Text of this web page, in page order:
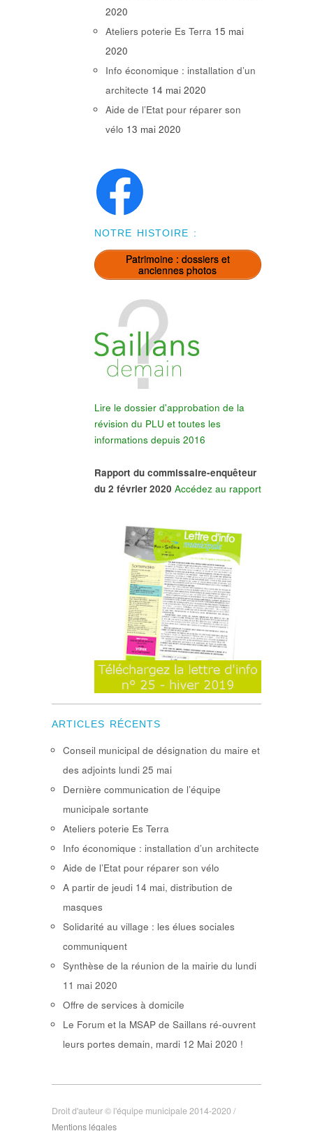
2020
Ateliers poterie Es Terra 15 mai
2020
Info économique : installation d’un
architecte 14 mai 2020
Aide de l’Etat pour réparer son
vélo 13 mai 2020
NOTRE HISTOIRE :
Patrimoine : dossiers et
anciennes photos
Lire le dossier d'approbation de la
révision du PLU et toutes les
informations depuis 2016
Rapport du commissaire-enquêteur
du 2 février 2020 Accédez au rapport
ARTICLES RÉCENTS
Conseil municipal de désignation du maire et
des adjoints lundi 25 mai
Dernière communication de l’équipe
municipale sortante
Ateliers poterie Es Terra
Info économique : installation d’un architecte
Aide de l’Etat pour réparer son vélo
A partir de jeudi 14 mai, distribution de
masques
Solidarité au village : les élues sociales
communiquent
Synthèse de la réunion de la mairie du lundi
11 mai 2020
Offre de services à domicile
Le Forum et la MSAP de Saillans ré-ouvrent
leurs portes demain, mardi 12 Mai 2020 !
Droit d'auteur © l'équipe municipale 2014-2020 /
Mentions légales